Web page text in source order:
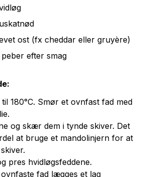
ost (fx cheddar eller gruyère)
efter smag
180°C. Smør et ovnfast fad med
og skær dem i tynde skiver. Det
at bruge et mandolinjern for at
pres hvidløgsfeddene.
fad lægges et lag